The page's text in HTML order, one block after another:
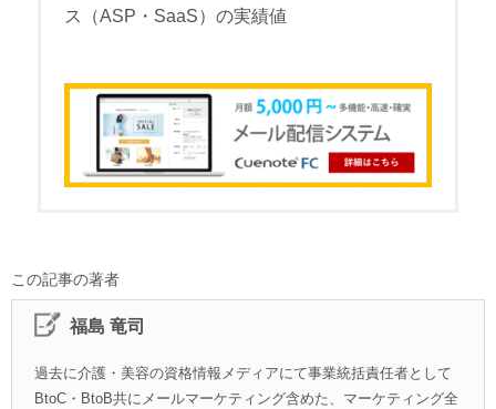
ス（ASP・SaaS）の実績値
この記事の著者
福島 竜司
過去に介護・美容の資格情報メディアにて事業統括責任者として
BtoC・BtoB共にメールマーケティング含めた、マーケティング全